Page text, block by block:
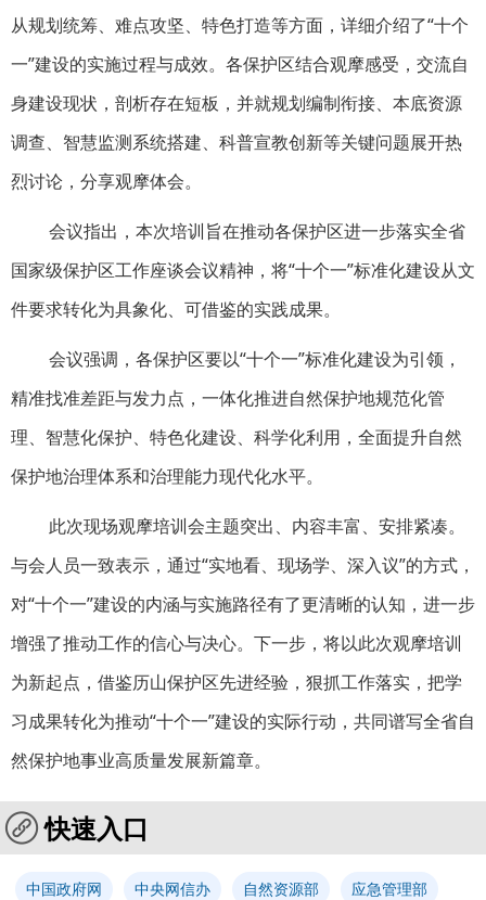
从规划统筹、难点攻坚、特色打造等方面，详细介绍了“十个
一”建设的实施过程与成效。各保护区结合观摩感受，交流自
身建设现状，剖析存在短板，并就规划编制衔接、本底资源
调查、智慧监测系统搭建、科普宣教创新等关键问题展开热
烈讨论，分享观摩体会。
会议指出，本次培训旨在推动各保护区进一步落实全省
国家级保护区工作座谈会议精神，将“十个一”标准化建设从文
件要求转化为具象化、可借鉴的实践成果。
会议强调，各保护区要以“十个一”标准化建设为引领，
精准找准差距与发力点，一体化推进自然保护地规范化管
理、智慧化保护、特色化建设、科学化利用，全面提升自然
保护地治理体系和治理能力现代化水平。
此次现场观摩培训会主题突出、内容丰富、安排紧凑。
与会人员一致表示，通过“实地看、现场学、深入议”的方式，
对“十个一”建设的内涵与实施路径有了更清晰的认知，进一步
增强了推动工作的信心与决心。下一步，将以此次观摩培训
为新起点，借鉴历山保护区先进经验，狠抓工作落实，把学
习成果转化为推动“十个一”建设的实际行动，共同谱写全省自
然保护地事业高质量发展新篇章。
快速入口
中国政府网 中央网信办 自然资源部 应急管理部